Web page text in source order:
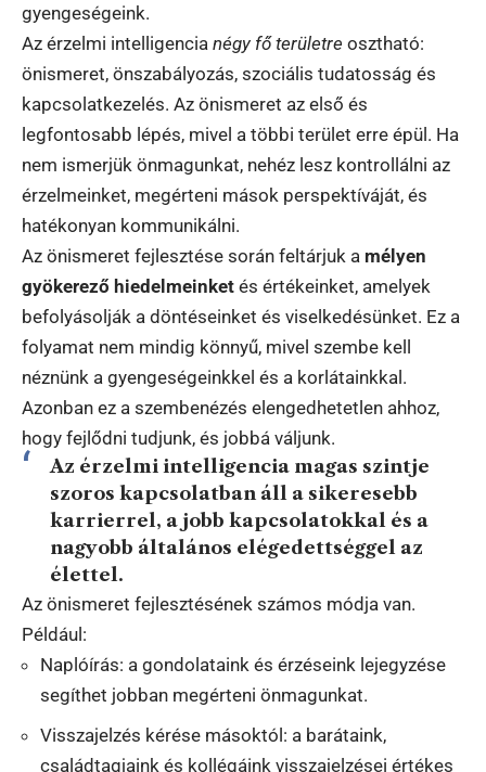
gyengeségeink.
Az érzelmi intelligencia négy fő területre osztható:
önismeret, önszabályozás, szociális tudatosság és
kapcsolatkezelés. Az önismeret az első és
legfontosabb lépés, mivel a többi terület erre épül. Ha
nem ismerjük önmagunkat, nehéz lesz kontrollálni az
érzelmeinket, megérteni mások perspektíváját, és
hatékonyan kommunikálni.
Az önismeret fejlesztése során feltárjuk a mélyen
gyökerező hiedelmeinket és értékeinket, amelyek
befolyásolják a döntéseinket és viselkedésünket. Ez a
folyamat nem mindig könnyű, mivel szembe kell
néznünk a gyengeségeinkkel és a korlátainkkal.
Azonban ez a szembenézés elengedhetetlen ahhoz,
hogy fejlődni tudjunk, és jobbá váljunk.
Az érzelmi intelligencia magas szintje
szoros kapcsolatban áll a sikeresebb
karrierrel, a jobb kapcsolatokkal és a
nagyobb általános elégedettséggel az
élettel.
Az önismeret fejlesztésének számos módja van.
Például:
Naplóírás: a gondolataink és érzéseink lejegyzése
segíthet jobban megérteni önmagunkat.
Visszajelzés kérése másoktól: a barátaink,
családtagjaink és kollégáink visszajelzései értékes